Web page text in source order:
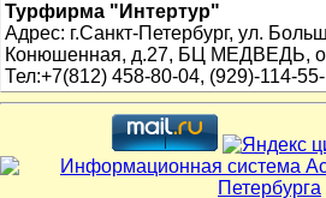
Турфирма "Интертур"
Адрес: г.Санкт-Петербург, ул.
Конюшенная, д.27, БЦ МЕДВЕДЬ,
Тел:+7(812) 458-80-04, (929)-114-